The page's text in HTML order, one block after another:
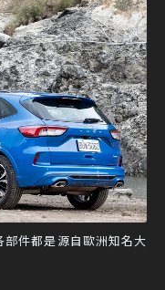
件都是源自歐洲知名大